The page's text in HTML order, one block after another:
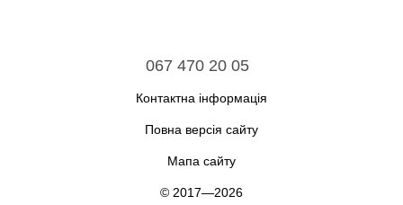
067 470 20 05
Контактна інформація
Повна версія сайту
Мапа сайту
© 2017—2026